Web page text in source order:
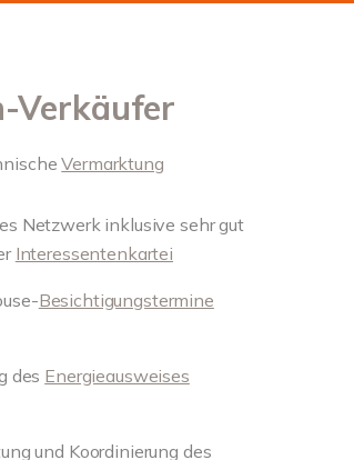
Verkäufer
Vermarktung
Netzwerk inklusive sehr gut
Interessentenkartei
Besichtigungstermine
des Energieausweises
und Koordinierung des